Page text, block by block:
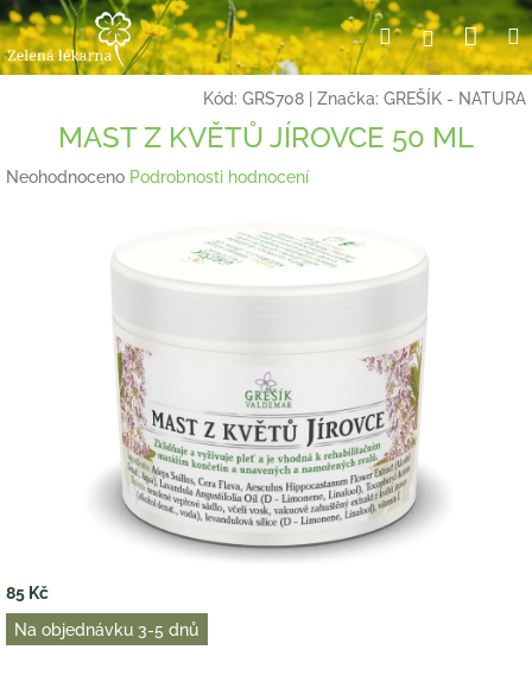
Přejít
na
obsah
HledatPřihlášení
Kód: GRS708 Značka: GREŠÍK - NATURA
MAST Z KVĚTŮ JÍROVCE 50 ML
Průměrné
Neohodnoceno Podrobnosti hodnocení
85 Kč
Měrná
cena:
Na objednávku 3-5 dnů